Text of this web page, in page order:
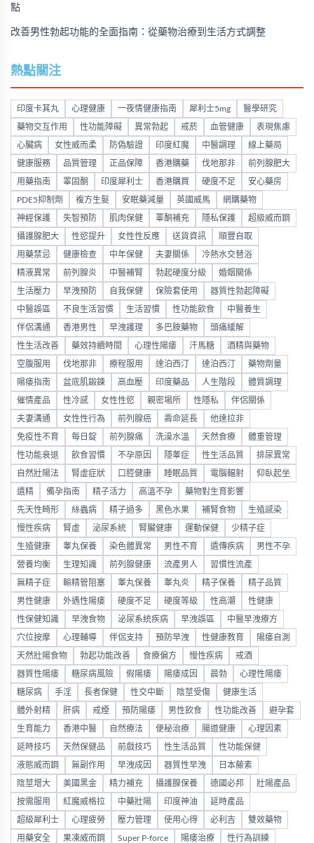
點
改善男性勃起功能的全面指南：從藥物治療到生活方式調整
熱點關注
印度卡其丸 心理健康 一夜情健康指南 犀利士5mg 醫學研究
藥物交互作用 性功能障礙 異常勃起 戒菸 血管健康 表現焦慮
心臟病 女性威而柔 防偽驗證 印度紅魔 中醫調理 線上藥局
健康服務 品質管理 正品保障 香港購藥 伐地那非 前列腺肥大
用藥指南 睪固酮 印度犀利士 香港購買 硬度不足 安心藥房
PDE5抑制劑 複方生髮 安眠藥減量 英國威馬 網購藥物
神經保護 失智預防 肌肉保健 睪酮補充 隱私保護 超級威而鋼
攝護腺肥大 性慾提升 女性性反應 送貨資訊 順豐自取
用藥禁忌 健康檢查 中年保健 夫妻關係 冷熱水交替浴
精液異常 前列腺炎 中醫補腎 勃起硬度分級 婚姻關係
生活壓力 早洩預防 自我保健 保險套使用 器質性勃起障礙
中醫誤區 不良生活習慣 生活習慣 性功能飲食 中醫養生
伴侶溝通 香港男性 早洩護理 多巴胺藥物 頭痛緩解
性生活改善 藥效持續時間 心理性陽痿 汗馬糖 酒精與藥物
空腹服用 伐地那非 療程服用 達泊西汀 達泊西汀 藥物劑量
陽痿指南 盆底肌鍛鍊 高血壓 印度藥品 人生階段 體質調理
催情產品 性冷感 女性性慾 親密場所 性隱私 伴侶關係
夫妻溝通 女性性行為 前列腺癌 壽命延長 他達拉非
免疫性不育 每日錠 前列腺痛 洗澡水溫 天然食療 體重管理
性功能衰退 飲食習慣 不孕原因 隱睾症 性生活品質 排尿異常
自然壯陽法 腎虛症狀 口腔健康 睡眠品質 電腦輻射 仰臥起坐
遺精 備孕指南 精子活力 高溫不孕 藥物對生育影響
先天性畸形 絲蟲病 精子過多 黑色水果 補腎食物 生殖感染
慢性疾病 腎虛 泌尿系統 腎臟健康 運動保健 少精子症
生殖健康 睾丸保養 染色體異常 男性不育 遺傳疾病 男性不孕
營養均衡 生理知識 前列腺健康 流產男人 習慣性流產
無精子症 輸精管阻塞 睾丸保養 睾丸炎 精子保養 精子品質
男性健康 外遇性陽痿 硬度不足 硬度等級 性高潮 性健康
性保健知識 早洩食物 泌尿系統疾病 早洩誤區 中醫早洩療方
穴位按摩 心理輔導 伴侶支持 預防早洩 性健康教育 陽痿自測
天然壯陽食物 勃起功能改善 食療偏方 慢性疾病 戒酒
器質性陽痿 糖尿病風險 假陽痿 陽痿成因 晨勃 心理性陽痿
糖尿病 手淫 長者保健 性交中斷 陰莖受傷 健康生活
體外射精 肝病 戒煙 預防陽痿 男性飲食 性功能改善 避孕套
生育能力 香港中醫 自然療法 便秘治療 腸道健康 心理因素
延時技巧 天然保健品 前戲技巧 性生活品質 性功能保健
液態威而鋼 無副作用 早洩成因 器質性早洩 日本藤素
陰莖增大 美國黑金 精力補充 攝護腺保養 德國必邦 壯陽產品
按需服用 紅魔威格拉 中藥壯陽 印度神油 延時產品
超級犀利士 心理疲勞 壓力管理 使用心得 必利吉 雙效藥物
用藥安全 果凍威而鋼 Super P-force 陽痿治療 性行為訓練